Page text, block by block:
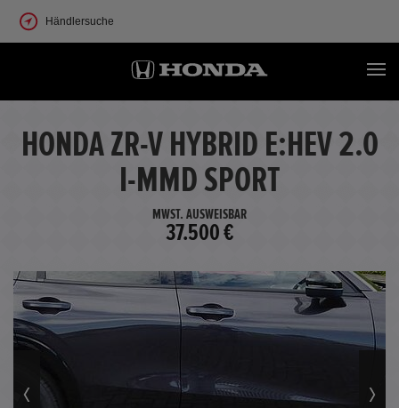
Händlersuche
HONDA ZR-V HYBRID E:HEV 2.0
I-MMD SPORT
MWST. AUSWEISBAR
37.500 €